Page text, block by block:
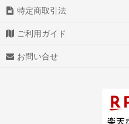
特定商取引法
ご利用ガイド
お問い合せ